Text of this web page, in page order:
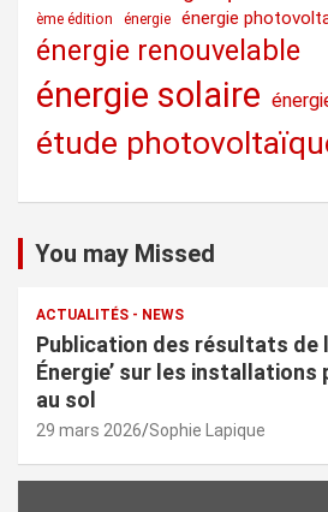
ème édition énergie énergie
énergie renouvelable
énergie solaire
étude
You may Missed
ACTUALITÉS - NEWS
Publication des résultats de
Énergie’ sur les
au sol
29 mars 2026 Sophie Lapique